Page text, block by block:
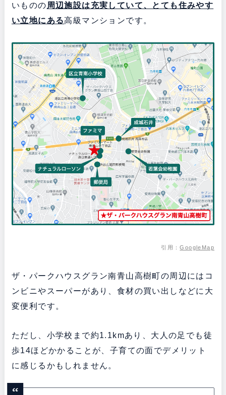
いものの 周辺施設は充実していて、とても住みやす
い立地にある高級マンションです。
引用：GoogleMap
ザ・パークハウスグラン南青山高樹町の周辺にはコ
ンビニやスーパーがあり、食材の買い出しなどに大
変便利です。
ただし、小学校まで約1.1kmあり、大人の足でも徒
歩14ほどかかることが、子育ての面でデメリット
に感じるかもしれません。